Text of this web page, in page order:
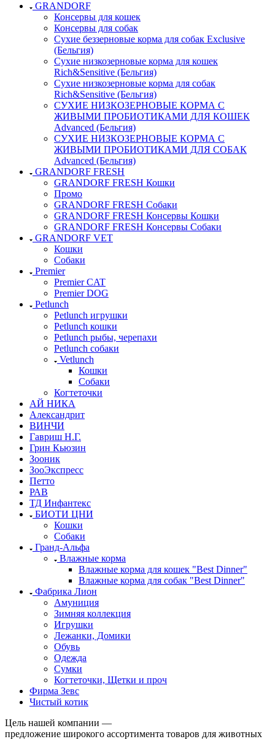
GRANDORF
Консервы для кошек
Консервы для собак
Сухие беззерновые корма для собак Exclusive
(Бельгия)
Сухие низкозерновые корма для кошек
Rich&Sensitive (Бельгия)
Сухие низкозерновые корма для собак
Rich&Sensitive (Бельгия)
СУХИЕ НИЗКОЗЕРНОВЫЕ КОРМА С
ЖИВЫМИ ПРОБИОТИКАМИ ДЛЯ КОШЕК
Advanced (Бельгия)
СУХИЕ НИЗКОЗЕРНОВЫЕ КОРМА С
ЖИВЫМИ ПРОБИОТИКАМИ ДЛЯ СОБАК
Advanced (Бельгия)
GRANDORF FRESH
GRANDORF FRESH Кошки
Промо
GRANDORF FRESH Собаки
GRANDORF FRESH Консервы Кошки
GRANDORF FRESH Консервы Собаки
GRANDORF VET
Кошки
Собаки
Premier
Premier CAT
Premier DOG
Petlunch
Petlunch игрушки
Petlunch кошки
Petlunch рыбы, черепахи
Petlunch собаки
Vetlunch
Кошки
Собаки
Когтеточки
АЙ НИКА
Александрит
ВИНЧИ
Гавриш Н.Г.
Грин Кьюзин
Зооник
ЗооЭкспресс
Петто
РАВ
ТД Инфантекс
БИОТИ ЦНИ
Кошки
Собаки
Гранд-Альфа
Влажные корма
Влажные корма для кошек "Best Dinner"
Влажные корма для собак "Best Dinner"
Фабрика Лион
Амуниция
Зимняя коллекция
Игрушки
Лежанки, Домики
Обувь
Одежда
Сумки
Когтеточки, Щетки и проч
Фирма Зевс
Чистый котик
Цель нашей компании —
предложение широкого ассортимента товаров для животных